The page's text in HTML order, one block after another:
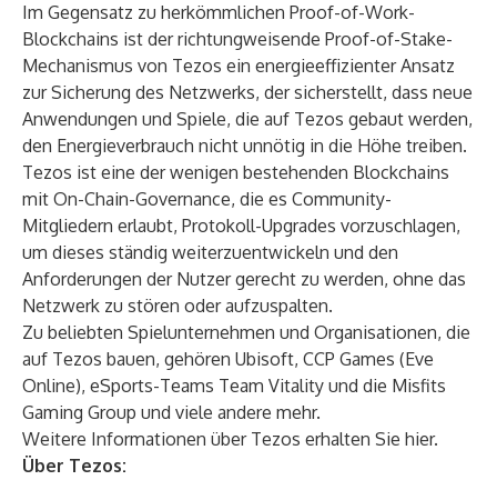
Im Gegensatz zu herkömmlichen Proof-of-Work-
Blockchains ist der richtungweisende Proof-of-Stake-
Mechanismus von Tezos ein energieeffizienter Ansatz
zur Sicherung des Netzwerks, der sicherstellt, dass neue
Anwendungen und Spiele, die auf Tezos gebaut werden,
den Energieverbrauch nicht unnötig in die Höhe treiben.
Tezos ist eine der wenigen bestehenden Blockchains
mit On-Chain-Governance, die es Community-
Mitgliedern erlaubt, Protokoll-Upgrades vorzuschlagen,
um dieses ständig weiterzuentwickeln und den
Anforderungen der Nutzer gerecht zu werden, ohne das
Netzwerk zu stören oder aufzuspalten.
Zu beliebten Spielunternehmen und Organisationen, die
auf Tezos bauen, gehören Ubisoft, CCP Games (Eve
Online), eSports-Teams Team Vitality und die Misfits
Gaming Group und viele andere mehr.
Weitere Informationen über Tezos erhalten Sie hier.
Über Tezos: